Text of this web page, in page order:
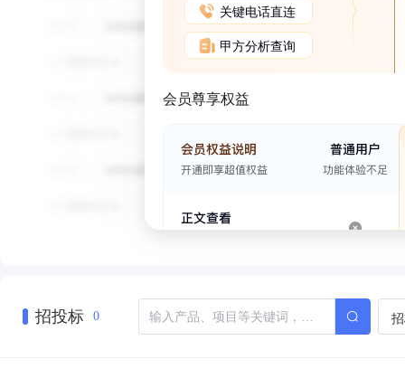
关键电话直连
甲方分析查询
会员尊享权益
招投标 0